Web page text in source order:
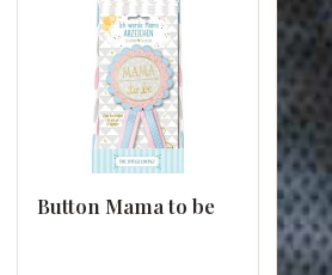
Button Mama to be